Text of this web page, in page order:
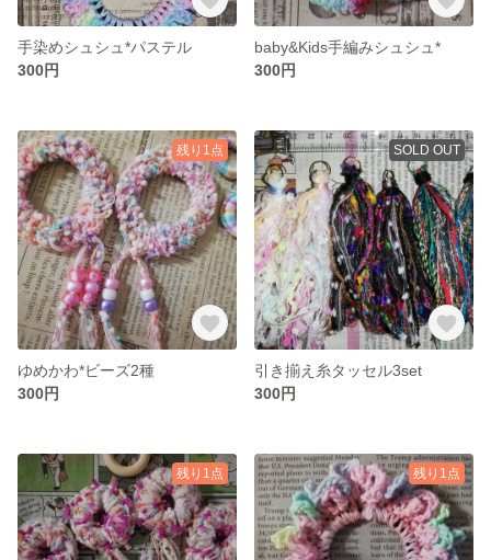
手染めシュシュ*パステル
300円
baby&Kids手編みシュシュ*
300円
残り1点
ゆめかわ*ビーズ2種
300円
SOLD OUT
引き揃え糸タッセル3set
300円
残り1点 残り1点